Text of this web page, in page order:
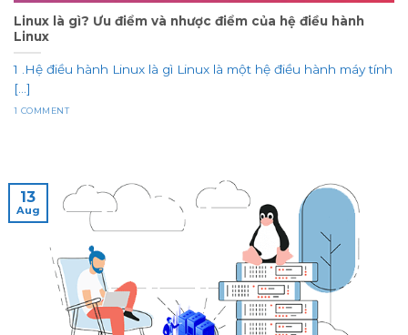
Linux là gì? Ưu điểm và nhược điểm của hệ điều hành
Linux
1 .Hệ điều hành Linux là gì Linux là một hệ điều hành máy tính
[...]
1 COMMENT
13
Aug